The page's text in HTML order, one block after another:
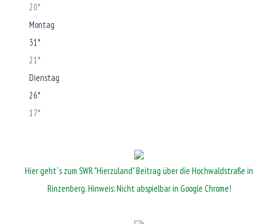
20°
Montag
31°
21°
Dienstag
26°
17°
Hier geht`s zum SWR "Hierzuland" Beitrag über die Hochwaldstraße in
Rinzenberg. Hinweis: Nicht abspielbar in Google Chrome!